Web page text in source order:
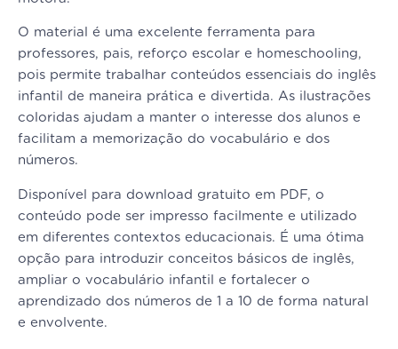
O material é uma excelente ferramenta para
professores, pais, reforço escolar e homeschooling,
pois permite trabalhar conteúdos essenciais do inglês
infantil de maneira prática e divertida. As ilustrações
coloridas ajudam a manter o interesse dos alunos e
facilitam a memorização do vocabulário e dos
números.
Disponível para download gratuito em PDF, o
conteúdo pode ser impresso facilmente e utilizado
em diferentes contextos educacionais. É uma ótima
opção para introduzir conceitos básicos de inglês,
ampliar o vocabulário infantil e fortalecer o
aprendizado dos números de 1 a 10 de forma natural
e envolvente.